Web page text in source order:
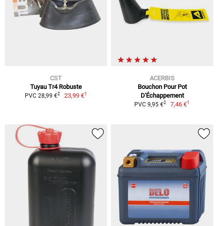
CST
Tuyau Tr4 Robuste
PVC 28,99 €2 23,99 €1
ACERBIS
Bouchon Pour Pot
D'Échappement
PVC 9,95 €2 7,46 €1